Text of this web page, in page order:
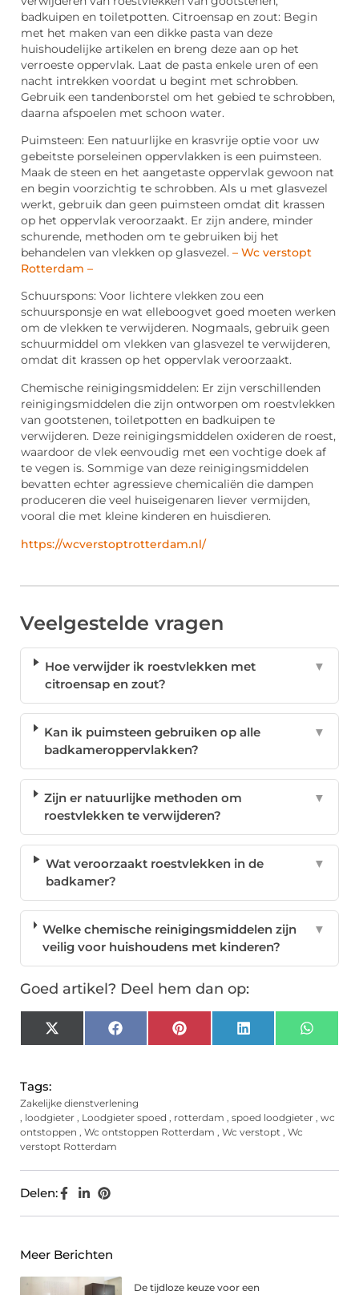
badkuipen en toiletpotten. Citroensap en zout: Begin
met het maken van een dikke pasta van deze
huishoudelijke artikelen en breng deze aan op het
verroeste oppervlak. Laat de pasta enkele uren of een
nacht intrekken voordat u begint met schrobben.
Gebruik een tandenborstel om het gebied te schrobben,
daarna afspoelen met schoon water.
Puimsteen: Een natuurlijke en krasvrije optie voor uw
gebeitste porseleinen oppervlakken is een puimsteen.
Maak de steen en het aangetaste oppervlak gewoon nat
en begin voorzichtig te schrobben. Als u met glasvezel
werkt, gebruik dan geen puimsteen omdat dit krassen
op het oppervlak veroorzaakt. Er zijn andere, minder
schurende, methoden om te gebruiken bij het
behandelen van vlekken op glasvezel. – Wc verstopt
Rotterdam –
Schuurspons: Voor lichtere vlekken zou een
schuursponsje en wat elleboogvet goed moeten werken
om de vlekken te verwijderen. Nogmaals, gebruik geen
schuurmiddel om vlekken van glasvezel te verwijderen,
omdat dit krassen op het oppervlak veroorzaakt.
Chemische reinigingsmiddelen: Er zijn verschillenden
reinigingsmiddelen die zijn ontworpen om roestvlekken
van gootstenen, toiletpotten en badkuipen te
verwijderen. Deze reinigingsmiddelen oxideren de roest,
waardoor de vlek eenvoudig met een vochtige doek af
te vegen is. Sommige van deze reinigingsmiddelen
bevatten echter agressieve chemicaliën die dampen
produceren die veel huiseigenaren liever vermijden,
vooral die met kleine kinderen en huisdieren.
https://wcverstoptrotterdam.nl/
Veelgestelde vragen
Hoe verwijder ik roestvlekken met
citroensap en zout?
▼
Kan ik puimsteen gebruiken op alle
badkameroppervlakken?
▼
Zijn er natuurlijke methoden om
roestvlekken te verwijderen?
▼
Wat veroorzaakt roestvlekken in de
badkamer?
▼
Welke chemische reinigingsmiddelen zijn
veilig voor huishoudens met kinderen?
▼
Goed artikel? Deel hem dan op:
X
(Twitter)
FacebookPinterest LinkedIn
Tags:
Zakelijke dienstverlening
, loodgieter , Loodgieter spoed , rotterdam , spoed loodgieter , wc
ontstoppen , Wc ontstoppen Rotterdam , Wc verstopt , Wc
verstopt Rotterdam
Delen:
Meer Berichten
De tijdloze keuze voor een